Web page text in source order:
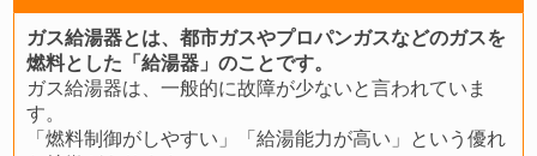
ガス給湯器とは、都市ガスやプロパンガスなどのガスを
燃料とした「給湯器」のことです。
ガス給湯器は、一般的に故障が少ないと言われていま
す。
「燃料制御がしやすい」「給湯能力が高い」という優れ